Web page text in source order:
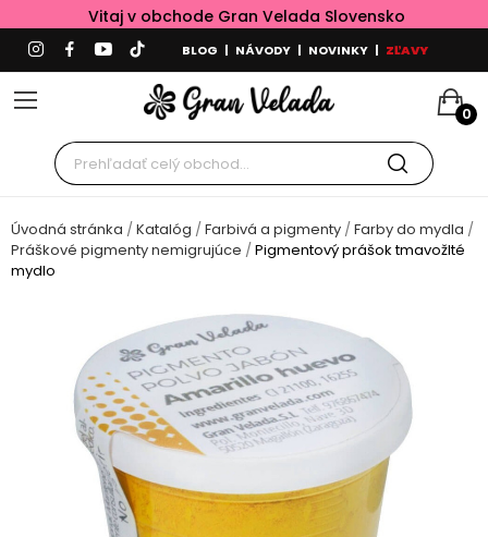
Vitaj v obchode Gran Velada Slovensko
BLOG | NÁVODY | NOVINKY | ZĽAVY
0
Úvodná stránka Katalóg Farbivá a pigmenty
Farby do mydla
Práškové pigmenty nemigrujúce
Pigmentový prášok tmavožlté
mydlo